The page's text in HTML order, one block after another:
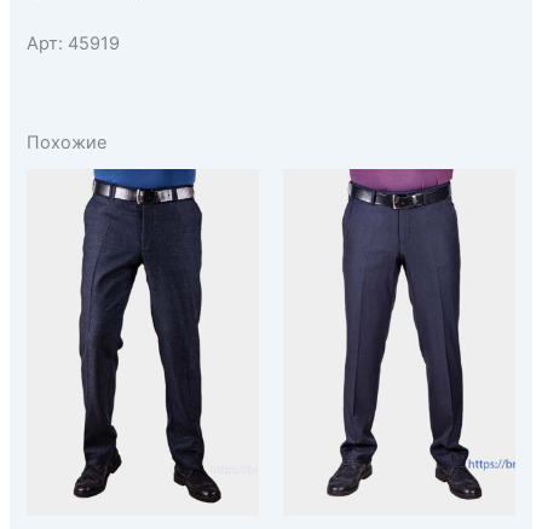
Арт: 45919
Похожие